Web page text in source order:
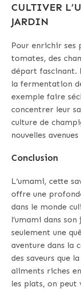
CULTIVER
JARDIN
Pour enrichir ses
tomates, des
départ fascinant.
la fermentation
exemple faire
concentrer leur
culture de
nouvelles
Conclusion
L’umami, cette
offre une
dans le monde
l’umami dans
seulement une
aventure dans la
des saveurs que
aliments riches
les plats, on